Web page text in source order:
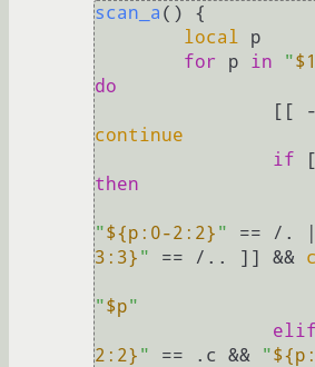
scan_a () {
local p
for
p in "$1
do
continue
if
then
"${p:0-2:2} " == /.
3:3} " == /.. ]] &&
"$p"
elif
2:2} " == .c && "